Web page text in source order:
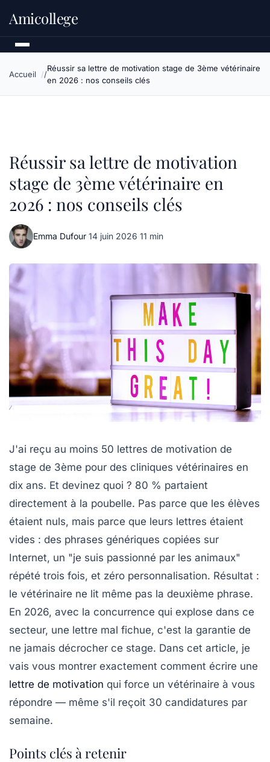
Amicollege
Accueil
Réussir sa lettre de motivation stage de 3ème vétérinaire
en 2026 : nos conseils clés
Réussir sa lettre de motivation
stage de 3ème vétérinaire en
2026 : nos conseils clés
Emma Dufour·14 juin 2026·11 min
J'ai reçu au moins 50 lettres de motivation de
stage de 3ème pour des cliniques vétérinaires en
dix ans. Et devinez quoi ? 80 % partaient
directement à la poubelle. Pas parce que les élèves
étaient nuls, mais parce que leurs lettres étaient
vides : des phrases génériques copiées sur
Internet, un "je suis passionné par les animaux"
répété trois fois, et zéro personnalisation. Résultat :
le vétérinaire ne lit même pas la deuxième phrase.
En 2026, avec la concurrence qui explose dans ce
secteur, une lettre mal fichue, c'est la garantie de
ne jamais décrocher ce stage. Dans cet article, je
vais vous montrer exactement comment écrire une
lettre de motivation qui force un vétérinaire à vous
répondre — même s'il reçoit 30 candidatures par
semaine.
Points clés à retenir